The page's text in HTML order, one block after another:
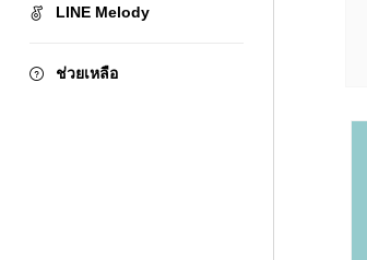
LINE Melody
ช่วยเหลือ